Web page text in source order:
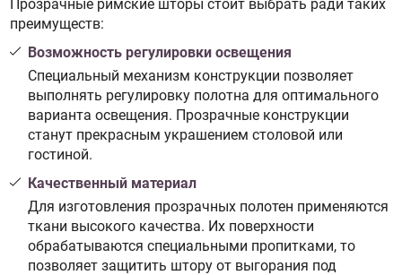
Прозрачные римские шторы стоит выбрать ради таких
преимуществ:
Возможность регулировки освещения
Специальный механизм конструкции позволяет
выполнять регулировку полотна для оптимального
варианта освещения. Прозрачные конструкции
станут прекрасным украшением столовой или
гостиной.
Качественный материал
Для изготовления прозрачных полотен применяются
ткани высокого качества. Их поверхности
обрабатываются специальными пропитками, то
позволяет защитить штору от выгорания под